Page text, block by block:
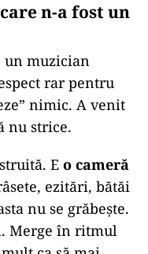
n-a fost un
un muzician
rar pentru
nimic. A venit
nu strice.
E o cameră
ezitări, bătăi
nu se grăbește.
Merge în ritmul